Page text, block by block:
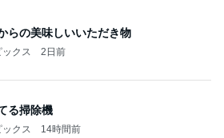
らの美味しいいただき物
クス 2日前
る掃除機
クス 14時間前